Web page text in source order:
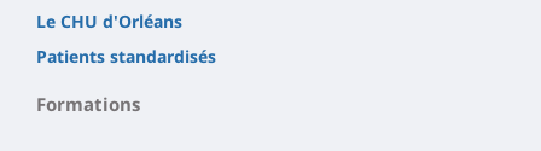
Le CHU d'Orléans
Patients standardisés
Formations